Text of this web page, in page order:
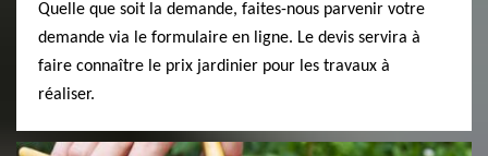
Quelle que soit la demande, faites-nous parvenir votre
demande via le formulaire en ligne. Le devis servira à
faire connaître le prix jardinier pour les travaux à
réaliser.